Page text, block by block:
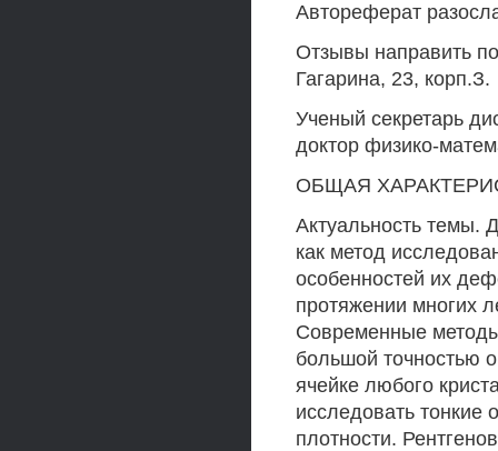
Автореферат
Отзывы направить
Гагарина, 23, корп.З.
Ученый секретарь
доктор физико-
ОБЩАЯ
Актуальность темы.
как метод
особенностей их
протяжении многих
Современные методы
большой точностью
ячейке любого
исследовать тонкие
плотности.